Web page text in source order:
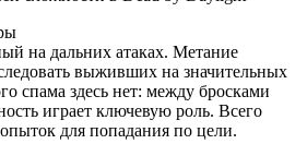
на дальних атаках. Метание
выживших на значительных
спама здесь нет: между бросками
играет ключевую роль. Всего
для попадания по цели.